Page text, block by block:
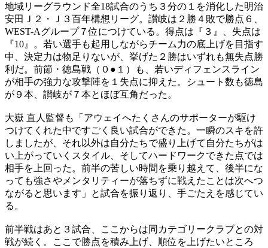
地域リーグラウンド全18試合のうち３分の１を消化した明治
安田Ｊ２・Ｊ３百年構想リーグ。讃岐は２勝４敗で勝点６、
WEST-Aグループ７位につけている。得点は『３』、失点は
『10』。若い選手も起用しながらチーム力の底上げを目指す
中、決定力は物足りないが、挙げた２勝はいずれも無失点勝
利だ。前節・徳島戦（０●１）も、若いディフェンスライン
が相手の強力な攻撃陣を１失点に抑えた。シュート数も徳島
が９本、讃岐が７本とほぼ互角だった。
大嶽 直人監督も「アウェイへたくさんのサポーターが駆け
つけてくれた中ですごく良い試合ができた。一瞬のスキを許
しましたが、それ以外は自分たちで盛り上げて自分たちがは
い上がっていくスタイル、そしてハードワークできた点では
相手を上回った。前半の苦しい時間を乗り越えて、後半にな
っても強さやメンタリティーが落ちずに戦えたことは次へつ
ながると思います」と試合を振り返り、手ごたえを感じてい
る。
前半戦はあと３試合、ここからは同カテゴリークラブとの対
戦が続く。ここで勝点を積み上げ、順位を上げたいところ